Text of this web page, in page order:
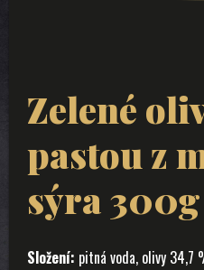
Zelené
pastou z
sýra 300g
Složení: pitná voda, olivy 34,7